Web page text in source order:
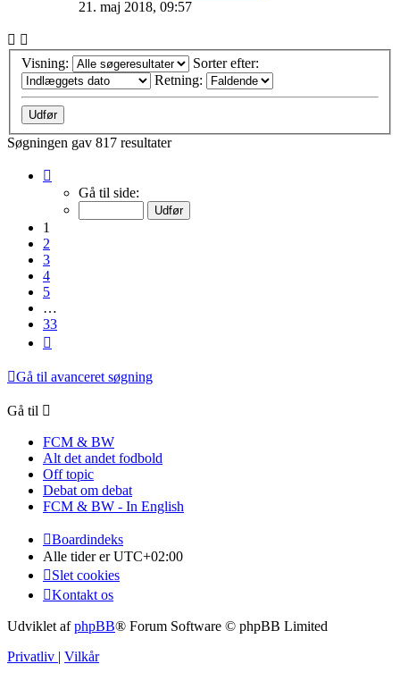
21. maj 2018, 09:57
Visning:
Sorter efter:
Retning:
Søgningen gav 817 resultater
Gå til side:
1
2
3
4
5
…
33
Gå til avanceret søgning
Gå til
FCM & BW
Alt det andet fodbold
Off topic
Debat om debat
FCM & BW - In English
Boardindeks
Alle tider erUTC+02:00
Slet cookies
Kontakt os
Udviklet afphpBB® Forum Software © phpBB Limited
Privatliv
Vilkår